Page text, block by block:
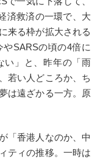
済救済の一環で、大
来る枠が拡大される
SARSの頃の4倍に
い」と、昨年の「雨
若い人どころか、ち
は遠ざかる一方。原
「香港人なのか、中
ティの推移。一時は